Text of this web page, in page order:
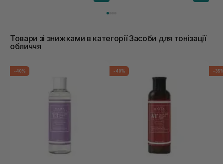
Товари зі знижками в категорії Засоби для тонізації
обличчя
-40% -40% -